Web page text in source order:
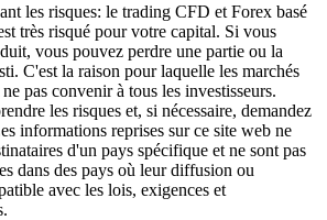
les risques: le trading CFD et Forex basé
très risqué pour votre capital. Si vous
vous pouvez perdre une partie ou la
C'est la raison pour laquelle les marchés
pas convenir à tous les investisseurs.
les risques et, si nécessaire, demandez
informations reprises sur ce site web ne
d'un pays spécifique et ne sont pas
dans des pays où leur diffusion ou
avec les lois, exigences et